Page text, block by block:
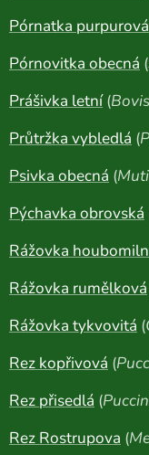
Pórnatka purpurová
Pórnovitka obecná (
Prášivka letní(
Průtržka vybledlá (
Psivka obecná (
Pýchavka obrovská
Rážovka
Rážovka rumělková
Rážovka tykvovitá (
Rez kopřivová (
Rez přisedlá (
Rez Rostrupova (